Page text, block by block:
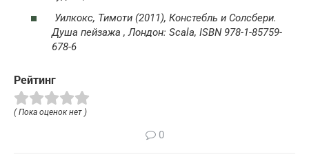
Уилкокс, Тимоти (2011), Констебль и Солсбери.
Душа пейзажа , Лондон: Scala, ISBN 978-1-85759-
678-6
Рейтинг
( Пока оценок нет )
0